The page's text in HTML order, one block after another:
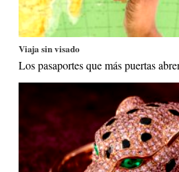
Viaja sin visado
Los pasaportes que más puertas